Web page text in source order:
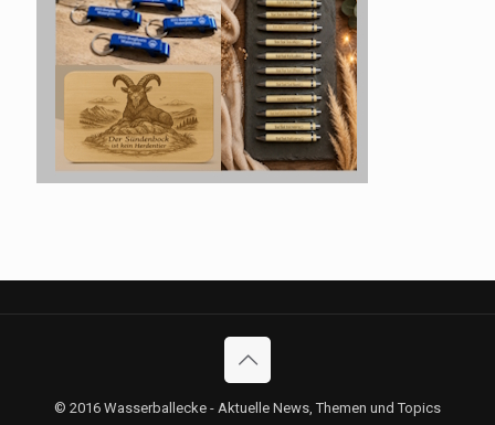
© 2016 Wasserballecke - Aktuelle News, Themen und Topics